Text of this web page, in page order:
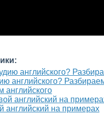
английского?
английский на примерах